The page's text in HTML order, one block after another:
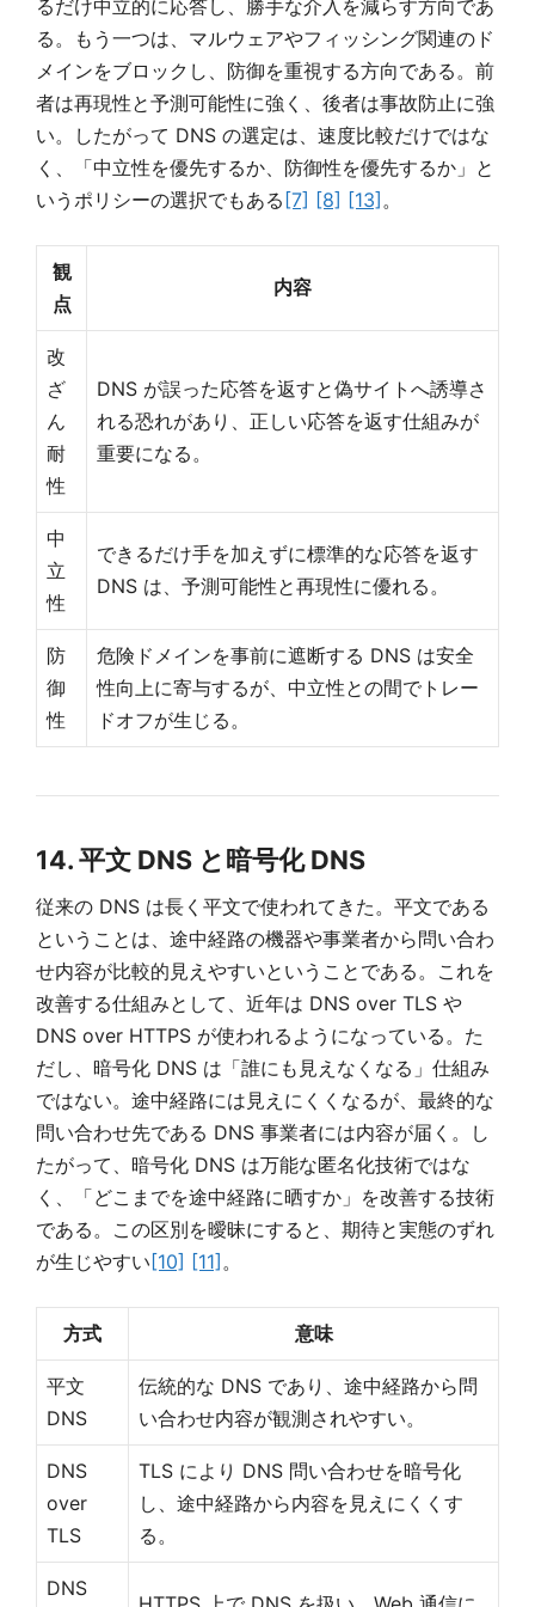
るだけ中立的に応答し、勝手な介入を減らす方向であ
る。もう一つは、マルウェアやフィッシング関連のド
メインをブロックし、防御を重視する方向である。前
者は再現性と予測可能性に強く、後者は事故防止に強
い。したがって DNS の選定は、速度比較だけではな
く、「中立性を優先するか、防御性を優先するか」と
いうポリシーの選択でもある [7] [8] [13] 。
観
点
内容
改
ざ
ん
耐
性
DNS が誤った応答を返すと偽サイトへ誘導さ
れる恐れがあり、正しい応答を返す仕組みが
重要になる。
中
立
性
できるだけ手を加えずに標準的な応答を返す
DNS は、予測可能性と再現性に優れる。
防
御
性
危険ドメインを事前に遮断する DNS は安全
性向上に寄与するが、中立性との間でトレー
ドオフが生じる。
14. 平文 DNS と暗号化 DNS
従来の DNS は長く平文で使われてきた。平文である
ということは、途中経路の機器や事業者から問い合わ
せ内容が比較的見えやすいということである。これを
改善する仕組みとして、近年は DNS over TLS や
DNS over HTTPS が使われるようになっている。た
だし、暗号化 DNS は「誰にも見えなくなる」仕組み
ではない。途中経路には見えにくくなるが、最終的な
問い合わせ先である DNS 事業者には内容が届く。し
たがって、暗号化 DNS は万能な匿名化技術ではな
く、「どこまでを途中経路に晒すか」を改善する技術
である。この区別を曖昧にすると、期待と実態のずれ
が生じやすい [10] [11] 。
方式 意味
平文
DNS
伝統的な DNS であり、途中経路から問
い合わせ内容が観測されやすい。
DNS
over
TLS
TLS により DNS 問い合わせを暗号化
し、途中経路から内容を見えにくくす
る。
DNS